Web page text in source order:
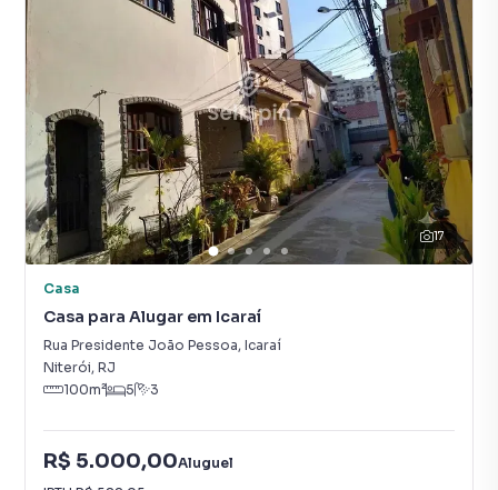
17
Casa
Casa para Alugar em Icaraí
Rua Presidente João Pessoa, Icaraí
Niterói, RJ
100m² 5 3
R$ 5.000,00Aluguel